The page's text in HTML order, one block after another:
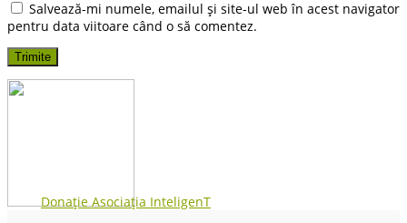
Salvează-mi numele, emailul și site-ul web în acest navigator
pentru data viitoare când o să comentez.
Donație Asociația InteligenT